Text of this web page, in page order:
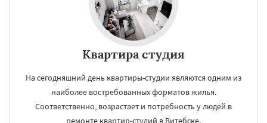
Квартира студия
На сегодняшний день квартиры-студии являются одним из
наиболее востребованных форматов жилья.
Соответственно, возрастает и потребность у людей в